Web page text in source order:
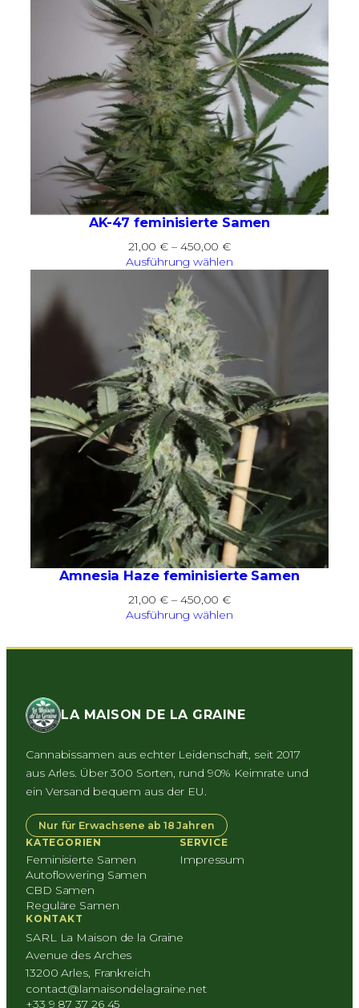
AK-47 feminisierte Samen
21,00€ – 450,00€Preisspanne:
21,00 €
Ausführung wählen
Amnesia Haze feminisierte Samen
21,00€ – 450,00€Preisspanne:
21,00 €
450,00 €
Ausführung wählen
LA MAISON DE LA GRAINE
Cannabissamen aus echter Leidenschaft, seit 2017
aus Arles. Über 300 Sorten, rund 90% Keimrate und
ein Versand bequem aus der EU.
Nur für Erwachsene ab 18 Jahren
KATEGORIEN
Feminisierte Samen
Autoflowering Samen
CBD Samen
Reguläre Samen
SERVICE
Impressum
KONTAKT
SARL La Maison de la Graine
Avenue des Arches
13200 Arles, Frankreich
contact@lamaisondelagraine.net
+33 9 87 37 26 45